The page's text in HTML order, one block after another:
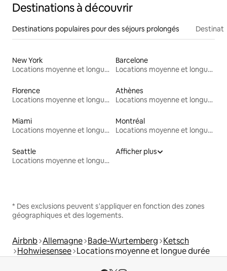
Destinations à découvrir
Destinations populaires pour des séjours prolongés
New York
Locations moyenne et longue durée
Barcelone
Locations moyenne et longue durée
Florence
Locations moyenne et longue durée
Athènes
Locations moyenne et longue durée
Miami
Locations moyenne et longue durée
Montréal
Locations moyenne et longue durée
Seattle
Locations moyenne et longue durée
Afficher plus
* Des exclusions peuvent s'appliquer en fonction des zones
géographiques et des logements.
Airbnb Allemagne Bade-Wurtemberg Ketsch
Hohwiesensee Locations moyenne et longue durée